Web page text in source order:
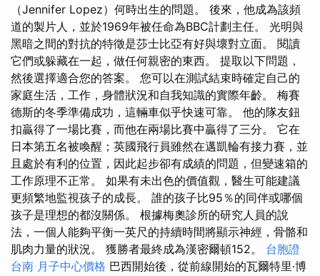
（Jennifer Lopez）何時出生的問題。 後來，他成為該頻
道的製片人，並於1969年被任命為BBC計劃主任。 光明與
黑暗之間的對抗的特徵是莎士比亞有好與壞對立面。 閱讀
它們或躲藏在一起，做任何親密的東西。 提取以下問題，
然後選擇適合您的答案。 您可以在測試結束時確定自己的
家庭生活，工作，身體狀況和自我知識的實際年齡。 梅賽
德斯的冬季準備成功，這輛車似乎快速可靠。 他的隊友鈕
扣贏得了一場比賽，而他在兩場比賽中贏得了三分。 它在
日本第五名被喚醒；英國飛行員雖然在邁凱輪有接力賽，並
且處於有利的位置，因此起步卻有成績的問題，但變速箱的
工作原理不正常。 如果有未出色的價值觀，醫生可能建議
更頻繁地監視孩子的成長。 誰的孩子比95％的同伴或哪個
孩子是理想的都沒關係。 根據梅奧診所的研究人員的說
法，一個人能夠平衡一英尺的持續時間將顯示神經，骨骼和
肌肉力量的狀況。 獲勝者最終成為漢密爾頓152。 台胞證
台南 月子中心價格 巴西開始後，從前線開始的瓦爾特里·博